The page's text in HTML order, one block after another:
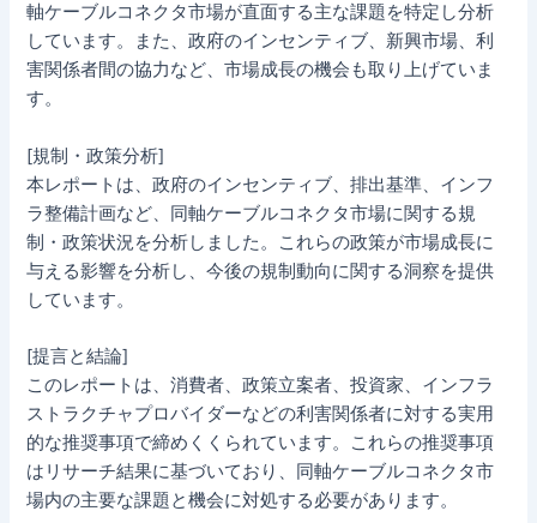
軸ケーブルコネクタ市場が直面する主な課題を特定し分析
しています。また、政府のインセンティブ、新興市場、利
害関係者間の協力など、市場成長の機会も取り上げていま
す。
[規制・政策分析]
本レポートは、政府のインセンティブ、排出基準、インフ
ラ整備計画など、同軸ケーブルコネクタ市場に関する規
制・政策状況を分析しました。これらの政策が市場成長に
与える影響を分析し、今後の規制動向に関する洞察を提供
しています。
[提言と結論]
このレポートは、消費者、政策立案者、投資家、インフラ
ストラクチャプロバイダーなどの利害関係者に対する実用
的な推奨事項で締めくくられています。これらの推奨事項
はリサーチ結果に基づいており、同軸ケーブルコネクタ市
場内の主要な課題と機会に対処する必要があります。